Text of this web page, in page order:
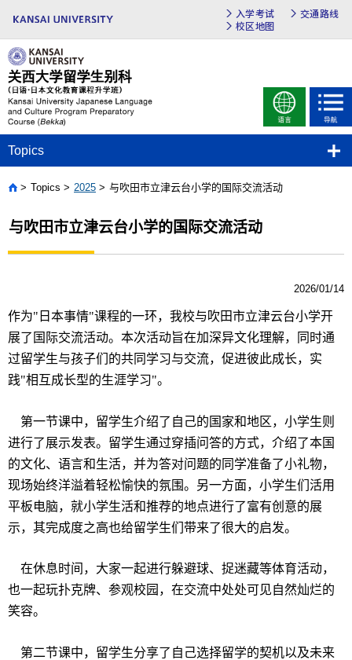
入学考试
交通路线
校区地图
Topics
Home
Topics 2025 与吹田市立津云台小学的国际交流活动
与吹田市立津云台小学的国际交流活动
2026/01/14
作为" 日本事情"课程的一环，我校与吹田市立津云台小学开
展了国 际交流活动。本次活动旨在加深异文化理解，同 时通
过留学生与孩子们 的共同学习与交流，促进彼此成长， 实
践"相互成长型的生涯学习"。
第一节课中，留学生介绍了自己的国家和地区，小学生则
进行了展示发表。留学生通过穿插问答的方式，介绍了本国
的文化、 语言和生活，并为答对问题的同学准备了小礼物，
现场始终洋溢着轻松愉快的氛围。另一方面，小学生们 活用
平板电脑，就小学生活和推荐的地点进行了富有创 意的展
示，其完成度之高也给留学生们带来了很大的启发。
在休息时间 ，大家一起进行躲避球、捉迷藏等体育活动，
也一起玩扑克牌、参观校园，在交流中处处可见自然灿烂的
笑容。
第二节课中，留学生分享了自己选择留学的契机以及未来